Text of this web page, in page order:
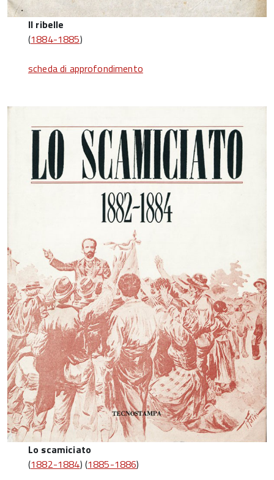
Il ribelle
(1884-1885)
scheda di approfondimento
Lo scamiciato
(1882-1884) (1885-1886)